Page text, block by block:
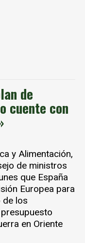
de
cuente con
y Alimentación,
de ministros
que España
Europea para
de los
en Oriente